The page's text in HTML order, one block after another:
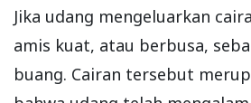
Jika udang mengeluarkan
amis kuat, atau berbusa,
buang. Cairan tersebut